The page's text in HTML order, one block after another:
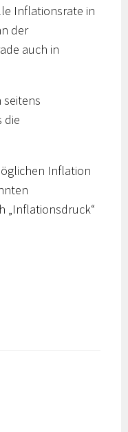
Inflationsrate in
der
auch in
seitens
die
Inflation
„Inflationsdruck“